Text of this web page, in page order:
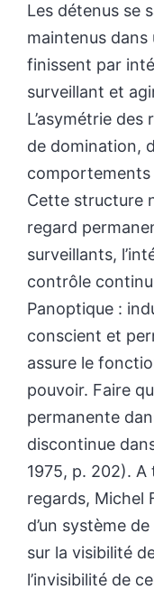
Les détenus se
maintenus dans
finissent par
surveillant et
L’asymétrie
de domination,
Cette structure
regard
surveillants,
contrôle
Panoptique :
conscient et
assure le
pouvoir. Faire
permanente
discontinue
1975, p. 202). A
regards, Michel
d’un système
sur la visibilité
l’invisibilité de